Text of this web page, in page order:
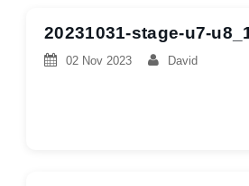
20231031-stage-u7-
02 Nov 2023 David